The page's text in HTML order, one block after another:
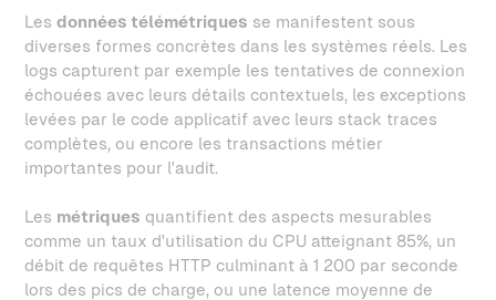
Lesdonnées télémétriques se manifestent sous
diverses formes concrètes dans les systèmes réels. Les
logs capturent par exemple les tentatives de connexion
échouées avec leurs détails contextuels, les exceptions
levées par le code applicatif avec leurs stack traces
complètes, ou encore les transactions métier
importantes pour l'audit.
Les métriques quantifient des aspects mesurables
comme un taux d'utilisation du CPU atteignant 85%, un
débit de requêtes HTTP culminant à 1 200 par seconde
lors des pics de charge, ou une latence moyenne de